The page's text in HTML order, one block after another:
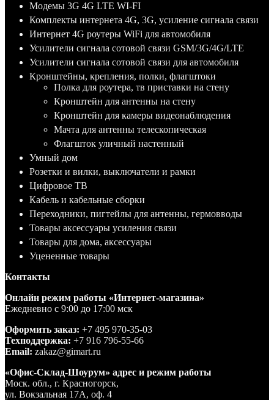
Модемы 3G 4G LTE WI-FI
Комплекты интернета 4G, 3G, усиление сигнала связи
Интернет 4G роутеры WiFi для автомобиля
Усилители сигнала сотовой связи GSM/3G/4G/LTE
Усилители сигнала сотовой связи для автомобиля
Кронштейны, крепления, полки, флагштоки
Полка для роутера, тв приставки на стену
Кронштейн для антенны на стену
Кронштейн для камеры видеонаблюдения
Мачта для антенны телескопическая
Флагшток уличный настенный
Умный дом
Розетки и вилки, выключатели и рамки
Цифровое ТВ
Кабель и кабельные сборки
Переходники, пигтейлы для антенны, гермовводы
Товары аксессуары усиления связи
Товары для дома, аксессуары
Уцененные товары
Контакты
Онлайн режим работы «Интернет-магазина»
Ежедневно с 9:00 до 17:00 мск
Оформить заказ: +7 495 970-35-03
Техподдержка: +7 916 796-55-66
Email: zakaz@gimart.ru
«Офис-Склад-Шоурум» адрес и режим работы
Моск. обл., г. Красногорск,
ул. Вокзальная 17А, оф. 4